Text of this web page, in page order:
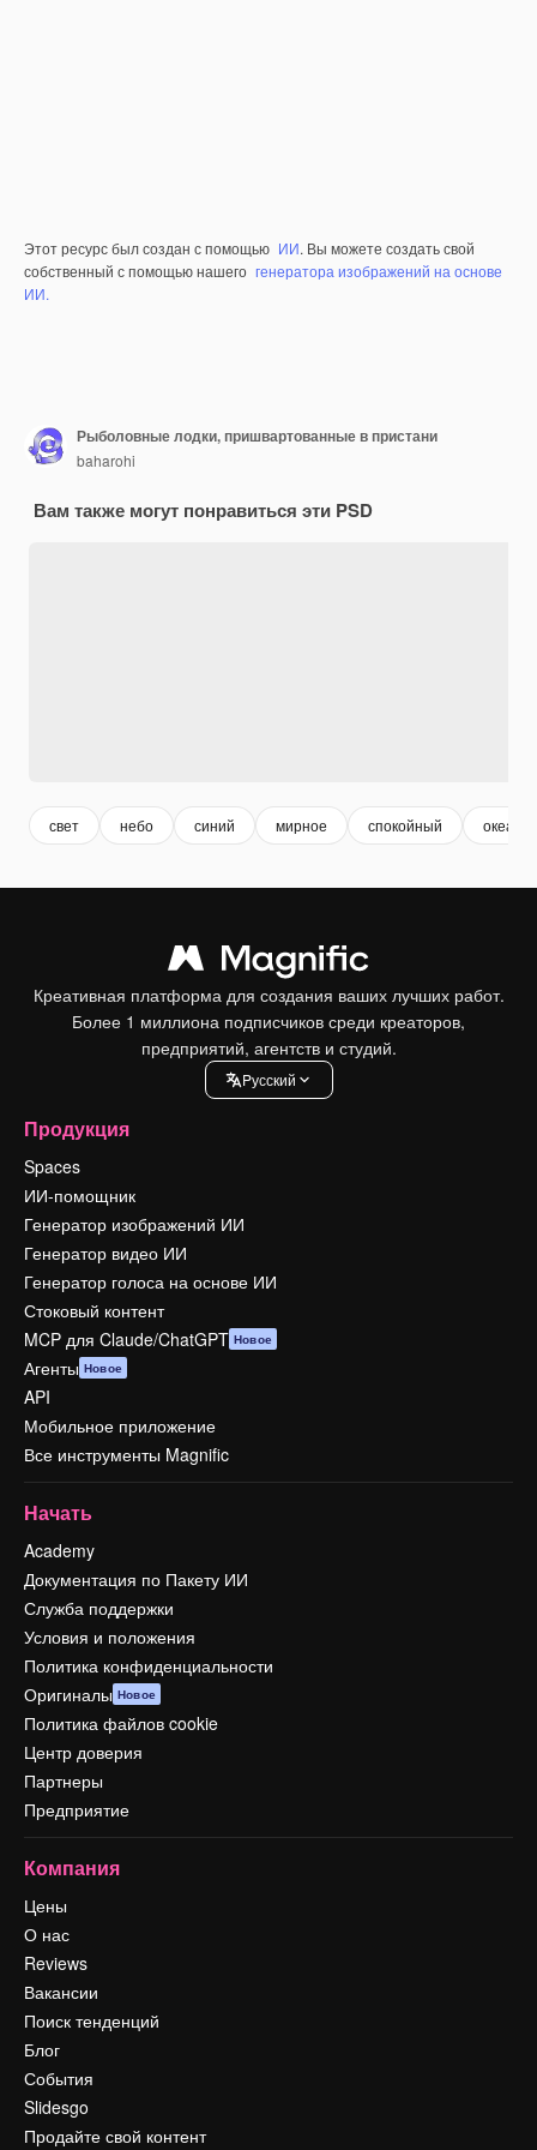
Этот ресурс был создан с помощью ИИ. Вы можете создать свой
собственный с помощью нашего генератора изображений на основе
ИИ.
Рыболовные лодки, пришвартованные в пристани
baharohi
Вам также могут понравиться эти PSD
свет небо синий мирное спокойный океан
Креативная платформа для создания ваших лучших работ.
Более 1 миллиона подписчиков среди креаторов,
предприятий, агентств и студий.
Pусский
Продукция
Spaces
ИИ-помощник
Генератор изображений ИИ
Генератор видео ИИ
Генератор голоса на основе ИИ
Стоковый контент
MCP для Claude/ChatGPT Новое
Агенты Новое
API
Мобильное приложение
Все инструменты Magnific
Начать
Academy
Документация по Пакету ИИ
Служба поддержки
Условия и положения
Политика конфиденциальности
Оригиналы Новое
Политика файлов cookie
Центр доверия
Партнеры
Предприятие
Компания
Цены
О нас
Reviews
Вакансии
Поиск тенденций
Блог
События
Slidesgo
Продайте свой контент